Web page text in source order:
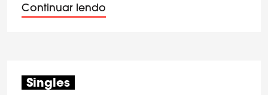
Continuar lendo
Singles